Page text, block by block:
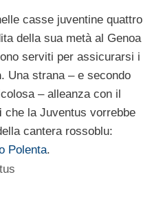
casse juventine quattro
della sua metà al Genoa
serviti per assicurarsi i
. Una strana – e secondo
– alleanza con il
che la Juventus vorrebbe
cantera rossoblu:
Polenta.